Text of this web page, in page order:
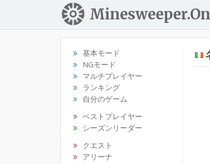
基本モード
NGモード
マルチプレイヤー
ランキング
自分のゲーム
ベストプレイヤー
シーズンリーダー
クエスト
アリーナ